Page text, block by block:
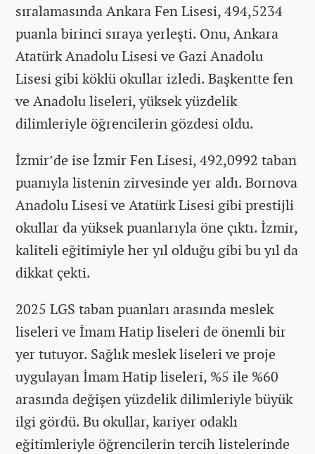
sıralamasında Ankara Fen Lisesi, 494,5234
puanla birinci sıraya yerleşti. Onu, Ankara
Atatürk Anadolu Lisesi ve Gazi Anadolu
Lisesi gibi köklü okullar izledi. Başkentte fen
ve Anadolu liseleri, yüksek yüzdelik
dilimleriyle öğrencilerin gözdesi oldu.
İzmir’de ise İzmir Fen Lisesi, 492,0992 taban
puanıyla listenin zirvesinde yer aldı. Bornova
Anadolu Lisesi ve Atatürk Lisesi gibi prestijli
okullar da yüksek puanlarıyla öne çıktı. İzmir,
kaliteli eğitimiyle her yıl olduğu gibi bu yıl da
dikkat çekti.
2025 LGS taban puanları arasında meslek
liseleri ve İmam Hatip liseleri de önemli bir
yer tutuyor. Sağlık meslek liseleri ve proje
uygulayan İmam Hatip liseleri, %5 ile %60
arasında değişen yüzdelik dilimleriyle büyük
ilgi gördü. Bu okullar, kariyer odaklı
eğitimleriyle öğrencilerin tercih listelerinde